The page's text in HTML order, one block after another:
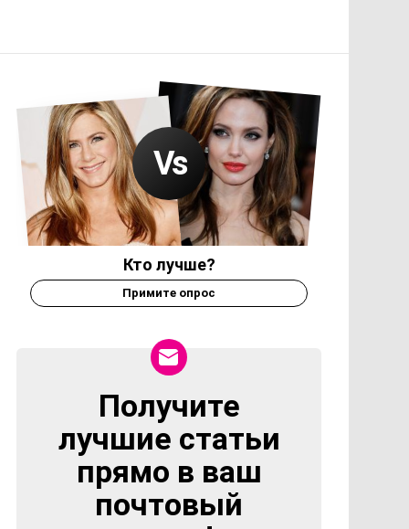
Кто лучше?
Примите опрос
NEWSLETTER
Получите
лучшие статьи
прямо в ваш
почтовый